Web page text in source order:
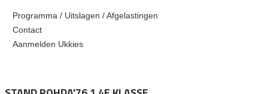
Programma / Uitslagen / Afgelastingen
Contact
Aanmelden Ukkies